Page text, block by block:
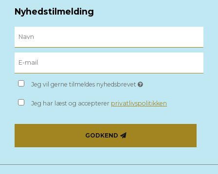
Nyhedstilmelding
Jeg vil gerne tilmeldes nyhedsbrevet
Jeg har læst og accepterer privatlivspolitikken
GODKEND